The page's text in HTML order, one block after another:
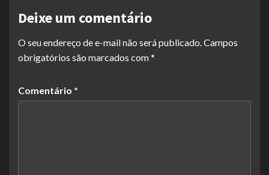
Deixe um comentário
O seu endereço de e-mail não será publicado.Campos
obrigatórios são marcados com*
Comentário *